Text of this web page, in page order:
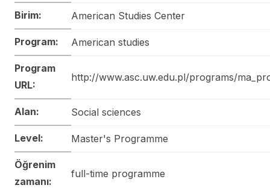
Birim: American Studies Center
Program: American studies
Program
URL:
http://www.asc.uw.edu.pl/programs/
Alan: Social sciences
Level: Master's Programme
Öğrenim
zamanı:
full-time programme